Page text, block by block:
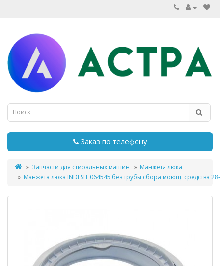
Заказ по телефону
Запчасти для стиральных машин
Манжета люка
Манжета люка INDESIT 064545 без трубы сбора моющ. средства